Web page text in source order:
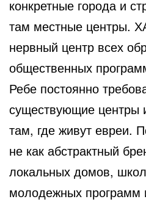
конкретные города и
там местные центры.
нервный центр всех
общественных
Ребе постоянно
существующие центры
там, где живут евреи.
не как абстрактный
локальных домов,
молодежных программ